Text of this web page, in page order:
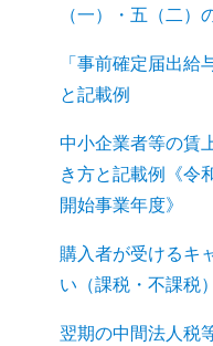
（一）・五（二）
「事前確定届出
と記載例
中小企業者等の賃
き方と記載例《令
開始事業年度》
購入者が受けるキ
い（課税・不課税）
翌期の中間法人税